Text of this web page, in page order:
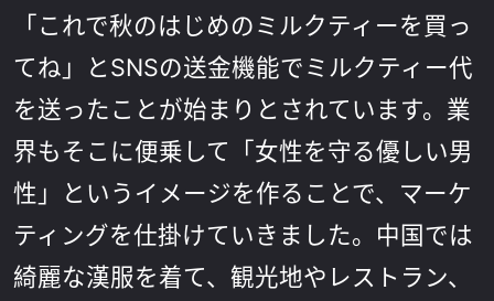
「これで秋のはじめのミルクティーを買っ
てね」とSNSの送金機能でミルクティー代
を送ったことが始まりとされています。業
界もそこに便乗して「女性を守る優しい男
性」というイメージを作ることで、マーケ
ティングを仕掛けていきました。中国では
綺麗な漢服を着て、観光地やレストラン、